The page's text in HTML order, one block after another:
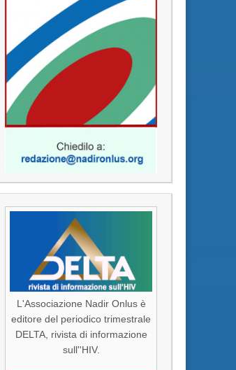
L'Associazione Nadir Onlus è
editore del periodico trimestrale
DELTA, rivista di informazione
sull''HIV.